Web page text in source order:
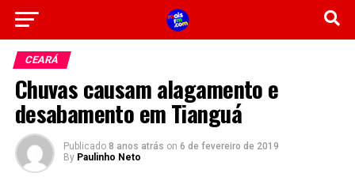
CEARÁ
Chuvas causam alagamento e
desabamento em Tianguá
Publicado 8 anos atrás on 6 de fevereiro de 2019
By Paulinho Neto